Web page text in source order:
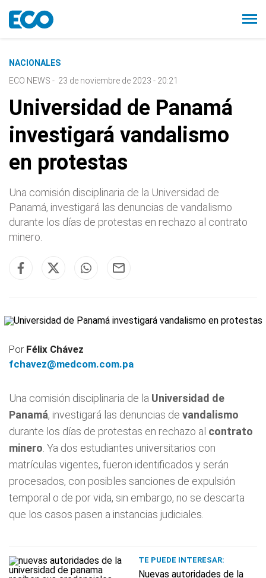
NACIONALES
ECO NEWS - 23 de noviembre de 2023 - 20:21
Universidad de Panamá
investigará vandalismo
en protestas
Una comisión disciplinaria de la Universidad de
Panamá, investigará las denuncias de vandalismo
durante los días de protestas en rechazo al contrato
minero.
Por Félix Chávez
fchavez@medcom.com.pa
Una comisión disciplinaria de la Universidad de
Panamá, investigará las denuncias de vandalismo
durante los días de protestas en rechazo al contrato
minero . Ya dos estudiantes universitarios con
matrículas vigentes, fueron identificados y serán
procesados, con posibles sanciones de expulsión
temporal o de por vida, sin embargo, no se descarta
que los casos pasen a instancias judiciales.
TE PUEDE INTERESAR:
Nuevas autoridades de la